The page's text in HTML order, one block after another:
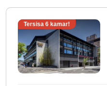
Tersisa 6 kamar!